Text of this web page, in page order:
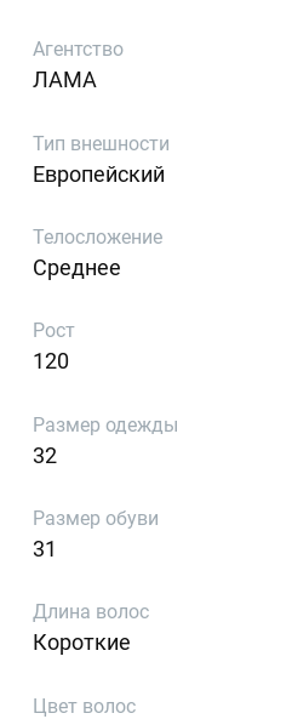
Агентство
ЛАМА
Тип внешности
Европейский
Телосложение
Среднее
Рост
120
Размер одежды
32
Размер обуви
31
Длина волос
Короткие
Цвет волос